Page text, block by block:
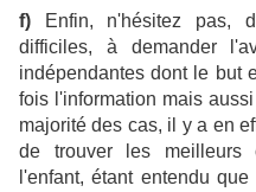
f) Enfin, n'hésitez pas,
difficiles, à demander
indépendantes dont le but
fois l'information mais
majorité des cas, il y a en
de trouver les meilleurs
l'enfant, étant entendu